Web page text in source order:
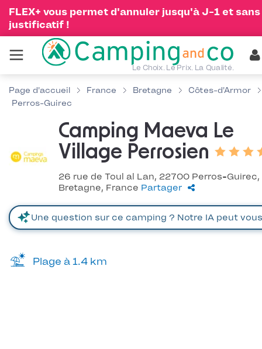
FLEX+ vous permet d'annuler jusqu'à J-1 et sans
justificatif !
Le Choix. Le Prix. La Qualité.
Page d'accueil France Bretagne
Côtes-d'Armor
Perros-Guirec
Camping Maeva Le
Village Perrosien
26 rue de Toul al Lan, 22700 Perros-Guirec,
Bretagne, France Partager
Plage à 1.4 km